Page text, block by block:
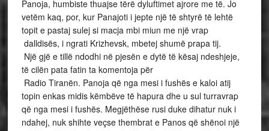
Panoja, humbiste thuajse tërë dyluftimet ajrore me të. Jo
vetëm kaq, por, kur Panajoti i jepte një të shtyrë të lehtë
topit e pastaj sulej si macja mbi miun me një vrap
dalldisës, i ngrati Krizhevsk, mbetej shumë prapa tij.
Një gjë e tillë ndodhi në pjesën e dytë të kësaj ndeshjeje,
të cilën pata fatin ta komentoja për
Radio Tiranën. Panoja që nga mesi i fushës e kaloi atij
topin enkas midis këmbëve të hapura dhe u sul turravrap
që nga mesi i fushës. Megjëthëse rusi duke dihatur nuk i
ndahej, nuk shihte veçse thembrat e Panos që shënoi një